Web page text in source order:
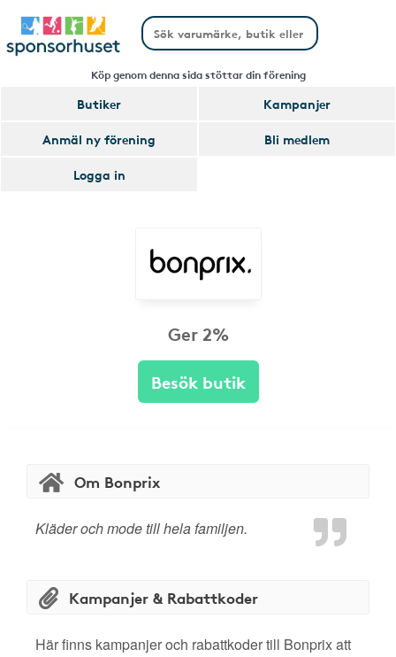
Köp genom denna sida stöttar din förening
Butiker
Kampanjer
Anmäl ny förening
Bli medlem
Logga in
Ger 2%
Besök butik
Om Bonprix
Kläder och mode till hela familjen.
Kampanjer & Rabattkoder
Här finns kampanjer och rabattkoder till Bonprix att